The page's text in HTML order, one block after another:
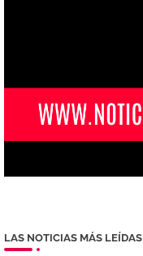
LAS NOTICIAS MÁS LEÍDAS